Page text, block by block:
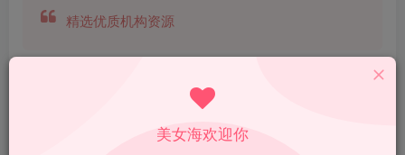
精选优质机构资源
美女海欢迎你